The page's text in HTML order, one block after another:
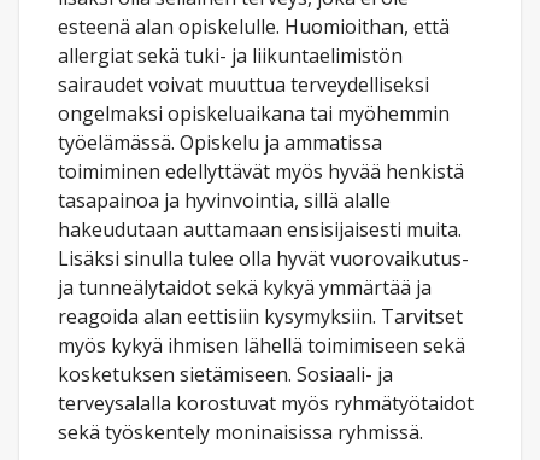
esteenä alan opiskelulle. Huomioithan, että
allergiat sekä tuki- ja liikuntaelimistön
sairaudet voivat muuttua terveydelliseksi
ongelmaksi opiskeluaikana tai myöhemmin
työelämässä. Opiskelu ja ammatissa
toimiminen edellyttävät myös hyvää henkistä
tasapainoa ja hyvinvointia, sillä alalle
hakeudutaan auttamaan ensisijaisesti muita.
Lisäksi sinulla tulee olla hyvät vuorovaikutus-
ja tunneälytaidot sekä kykyä ymmärtää ja
reagoida alan eettisiin kysymyksiin. Tarvitset
myös kykyä ihmisen lähellä toimimiseen sekä
kosketuksen sietämiseen. Sosiaali- ja
terveysalalla korostuvat myös ryhmätyötaidot
sekä työskentely moninaisissa ryhmissä.